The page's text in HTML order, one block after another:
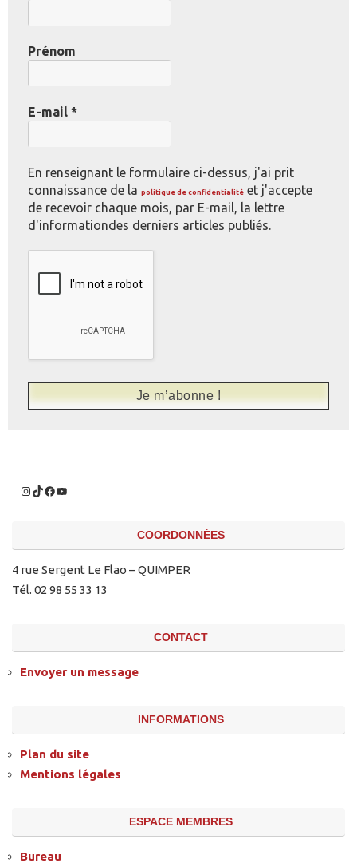
Prénom
E-mail *
En renseignant le formulaire ci-dessus, j'ai prit
connaissance de la politique de confidentialité et j'accepte
de recevoir chaque mois, par E-mail, la lettre
d'informationdes derniers articles publiés.
COORDONNÉES
4 rue Sergent Le Flao – QUIMPER
Tél. 02 98 55 33 13
CONTACT
Envoyer un message
INFORMATIONS
Plan du site
Mentions légales
ESPACE MEMBRES
Bureau